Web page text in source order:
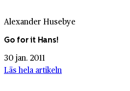
Alexander Husebye
Go for it Hans!
30 jan. 2011
Läs hela artikeln